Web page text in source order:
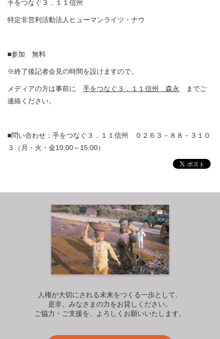
手をつなぐ３．１１信州
特定非営利活動法人ヒューマンライツ・ナウ
■参加 無料
※終了後記者会見の時間を設けますので、
メディアの方は事前に 手をつなぐ３．１１信州 森永
までご
連絡ください。
■問い合わせ：手をつなぐ３．１１信州 ０２６３－８８－３１０
３（月・火・金10:00～15:00）
人権が大切にされる未来をつくる一歩として、
是非、みなさまの力をお貸しください。
ご協力・ご支援を、よろしくお願いいたします。